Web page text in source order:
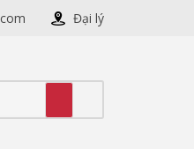
Đại lý